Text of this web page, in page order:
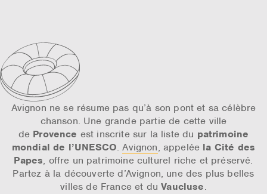
Avignon ne se résume pas qu’à son pont et sa célèbre
chanson. Une grande partie de cette ville
de Provence est inscrite sur la liste du patrimoine
mondial de l’UNESCO.Avignon, appelée la Cité des
Papes, offre un patrimoine culturel riche et préservé.
Partez à la découverte d’Avignon, une des plus belles
villes de France et duVaucluse.